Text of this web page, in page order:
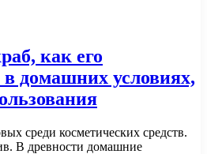
как его
в домашних условиях,
среди косметических средств.
В древности домашние